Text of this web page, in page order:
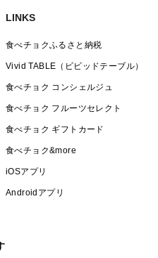
LINKS
食べチョクふるさと納税
Vivid TABLE（ビビッドテーブル）
食べチョク コンシェルジュ
食べチョク フルーツセレクト
食べチョク ギフトカード
食べチョク&more
iOSアプリ
Androidアプリ